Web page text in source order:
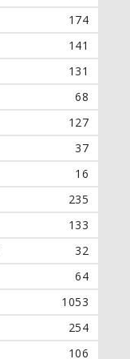
174
141
131
68
127
37
16
235
133
32
64
1053
254
106